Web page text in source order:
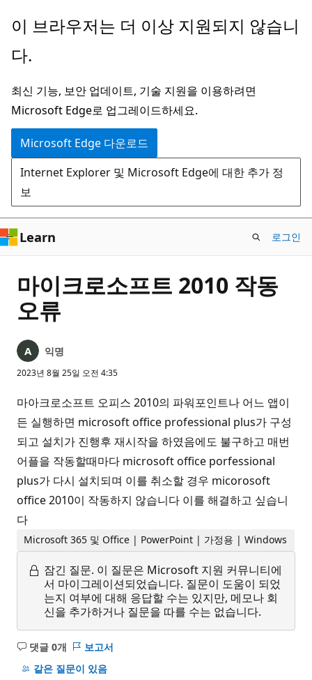
주
콘
츠
로
건
너
뛰
기
이 브라우저는 더 이상 지원되지 않습니
다.
최신 기능, 보안 업데이트, 기술 지원을 이용하려면
Microsoft Edge로 업그레이드하세요.
Microsoft Edge 다운로드
Internet Explorer 및 Microsoft Edge에 대한 추가 정
보
Learn 로그인
마이크로소프트 2010 작동
오류
익명
2023년 8월 25일 오전 4:35
마아크로소프트 오피스 2010의 파워포인트나 어느 앱이
든 실행하면 microsoft office professional plus가 구성
되고 설치가 진행후 재시작을 하였음에도 불구하고 매번
어플을 작동할때마다 microsoft office porfessional
plus가 다시 설치되며 이를 취소할 경우 micorosoft
office 2010이 작동하지 않습니다 이를 해결하고 싶습니
다
Microsoft 365 및 Office | PowerPoint | 가정용 | Windows
잠긴 질문. 이 질문은 Microsoft 지원 커뮤니티에
서 마이그레이션되었습니다. 질문이 도움이 되었
는지 여부에 대해 응답할 수는 있지만, 메모나 회
신을 추가하거나 질문을 따를 수는 없습니다.
댓글 0개
설
명
보고서
같은 질문이 있음